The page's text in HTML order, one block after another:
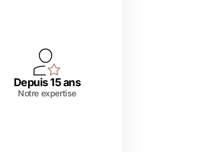
Depuis 15 ans
Notre expertise